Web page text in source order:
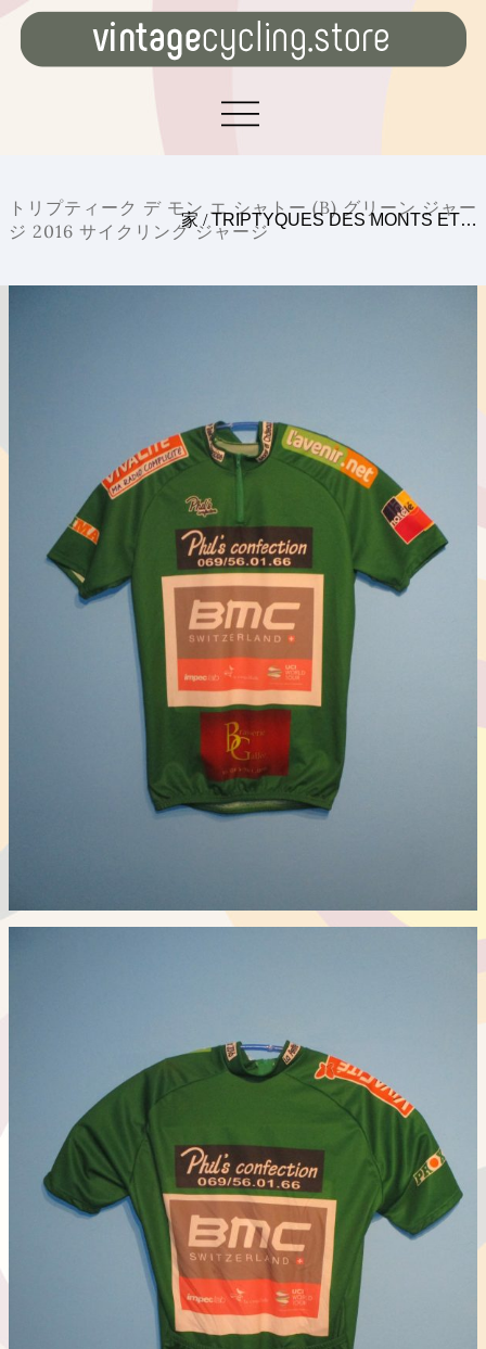
トリプティーク デ モン エ シャトー (B) グリーン ジャー
ジ 2016 サイクリング ジャージ
家 /TRIPTYQUES DES MONTS ET…